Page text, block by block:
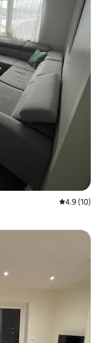
Calificación
4.9 (10)